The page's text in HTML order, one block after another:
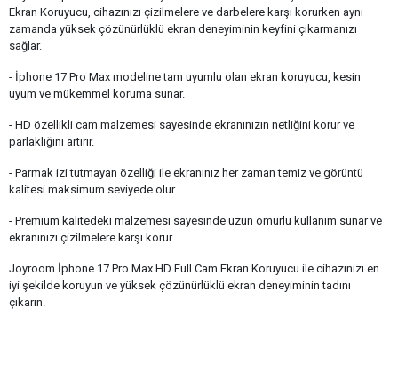
Ekran Koruyucu, cihazınızı çizilmelere ve darbelere karşı korurken aynı
zamanda yüksek çözünürlüklü ekran deneyiminin keyfini çıkarmanızı
sağlar.
- İphone 17 Pro Max modeline tam uyumlu olan ekran koruyucu, kesin
uyum ve mükemmel koruma sunar.
- HD özellikli cam malzemesi sayesinde ekranınızın netliğini korur ve
parlaklığını artırır.
- Parmak izi tutmayan özelliği ile ekranınız her zaman temiz ve görüntü
kalitesi maksimum seviyede olur.
- Premium kalitedeki malzemesi sayesinde uzun ömürlü kullanım sunar ve
ekranınızı çizilmelere karşı korur.
Joyroom İphone 17 Pro Max HD Full Cam Ekran Koruyucu ile cihazınızı en
iyi şekilde koruyun ve yüksek çözünürlüklü ekran deneyiminin tadını
çıkarın.